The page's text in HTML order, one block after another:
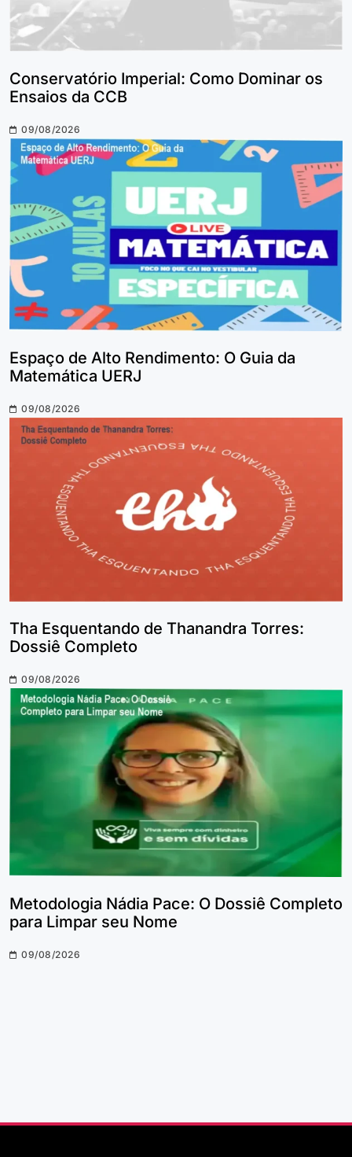
Conservatório Imperial: Como Dominar os
Ensaios da CCB
09/08/2026
Espaço de Alto Rendimento: O Guia da
Matemática UERJ
09/08/2026
Tha Esquentando de Thanandra Torres:
Dossiê Completo
09/08/2026
Metodologia Nádia Pace: O Dossiê Completo
para Limpar seu Nome
09/08/2026